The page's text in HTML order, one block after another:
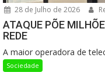
28 de Julho de 2026
ATAQUE PÕE
REDE
A maior operadora de
Sociedade